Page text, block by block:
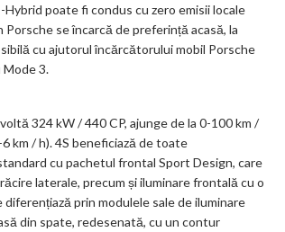
Hybrid poate fi condus cu zero emisii locale
se încarcă de preferință acasă, la
cu ajutorul încărcătorului mobil Porsche
Mode 3.
324 kW / 440 CP, ajunge de la 0-100 km /
km / h). 4S beneficiază de toate
cu pachetul frontal Sport Design, care
laterale, precum și iluminare frontală cu o
prin modulele sale de iluminare
din spate, redesenată, cu un contur